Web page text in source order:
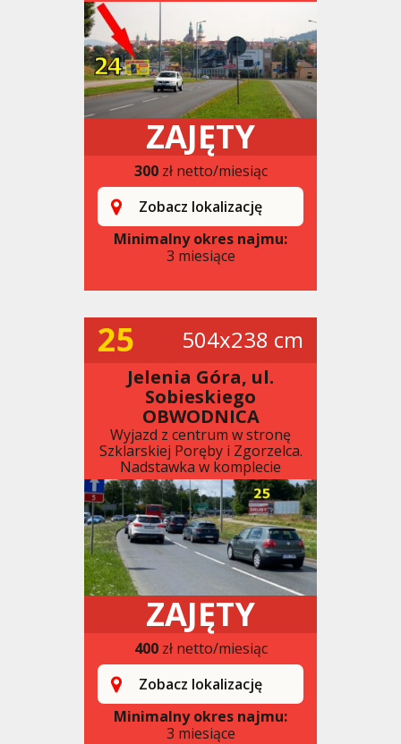
ZAJĘTY
300zł netto/miesiąc
Zobacz lokalizację
Minimalny okres najmu:
3 miesiące
25 504x238 cm
Jelenia Góra, ul.
Sobieskiego
OBWODNICA
Wyjazd z centrum w stronę
Szklarskiej Poręby i Zgorzelca.
Nadstawka w komplecie
ZAJĘTY
400zł netto/miesiąc
Zobacz lokalizację
Minimalny okres najmu:
3 miesiące